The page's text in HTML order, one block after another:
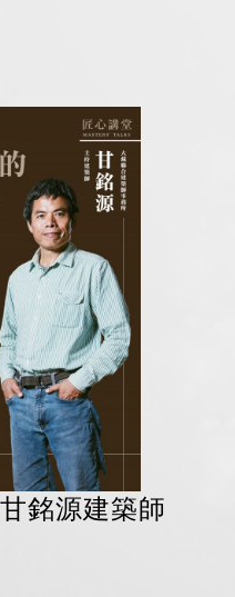
銘源建築師